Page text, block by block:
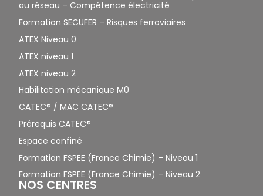
au réseau – Compétence électricité
Formation SECUFER – Risques ferroviaires
ATEX Niveau 0
ATEX niveau 1
ATEX niveau 2
Habilitation mécanique M0
CATEC® / MAC CATEC®
Prérequis CATEC®
Espace confiné
Formation FSPEE (France Chimie) – Niveau 1
Formation FSPEE (France Chimie) – Niveau 2
NOS CENTRES